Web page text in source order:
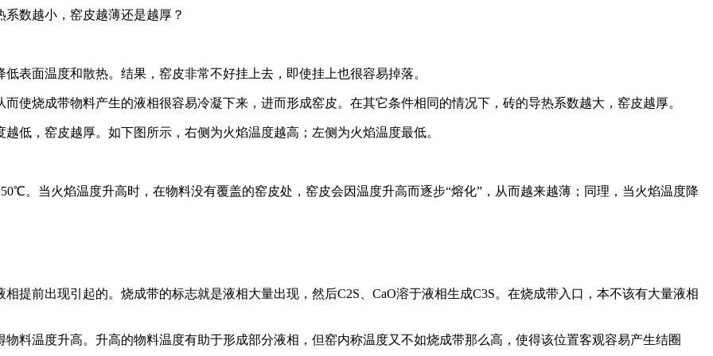
数越小，窑皮越薄还是越厚？
表面温度和散热。结果，窑皮非常不好挂上去，即使挂上也很容易掉落。
使烧成带物料产生的液相很容易冷凝下来，进而形成窑皮。在其它条件相同的情况下，砖的导热系数越大，窑皮越厚。
低，窑皮越厚。如下图所示，右侧为火焰温度越高；左侧为火焰温度最低。
。当火焰温度升高时，在物料没有覆盖的窑皮处，窑皮会因温度升高而逐步“熔化”，从而越来越薄；同理，当火焰温度降
提前出现引起的。烧成带的标志就是液相大量出现，然后C2S、CaO溶于液相生成C3S。在烧成带入口，本不该有大量液相
料温度升高。升高的物料温度有助于形成部分液相，但窑内称温度又不如烧成带那么高，使得该位置客观容易产生结圈